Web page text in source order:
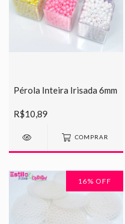
Pérola Inteira Irisada 6mm
R$10,89
COMPRAR
16% OFF